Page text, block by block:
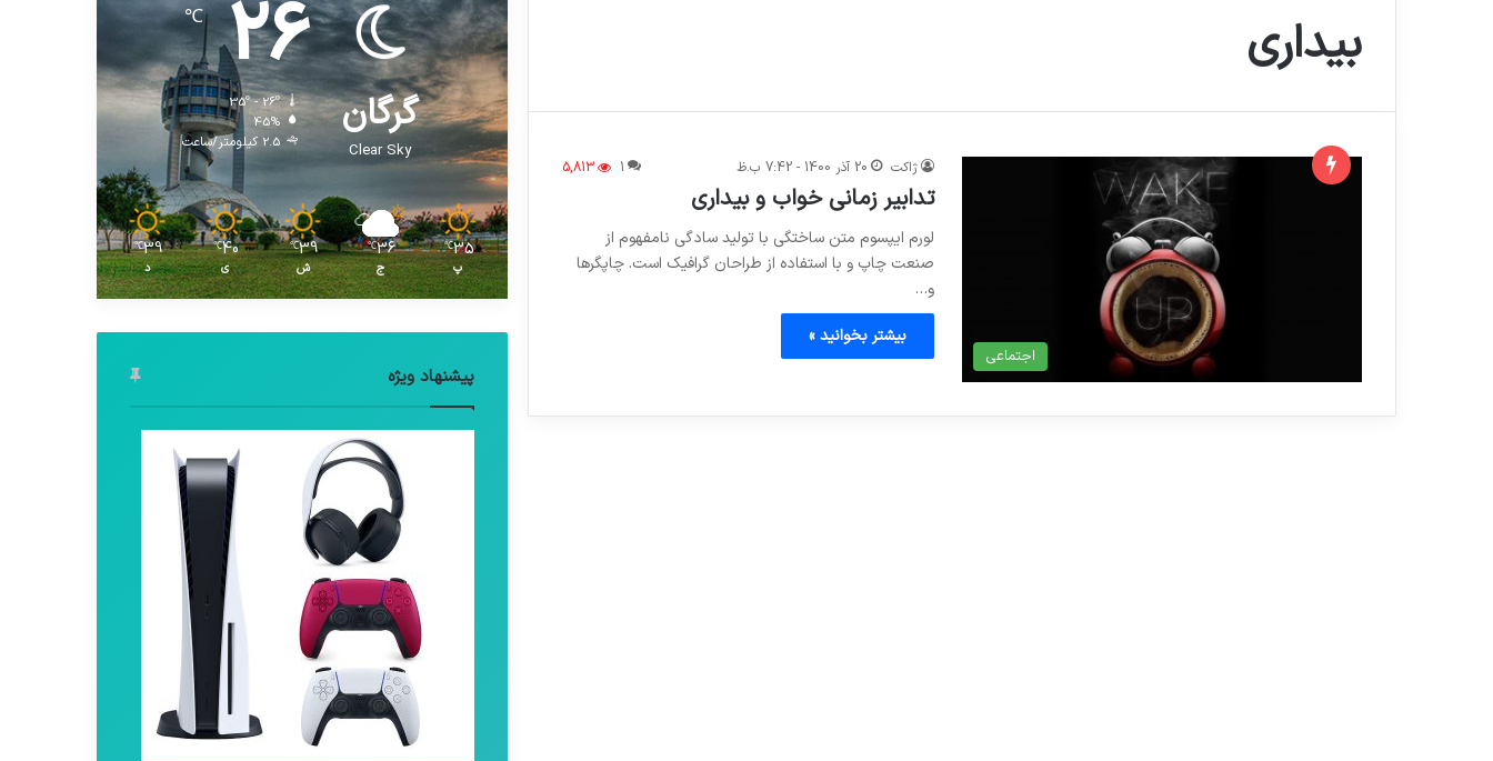
بیداری
اجتماعی
ژاکت 20 آذر 1400 - 7:42 ب.ظ 1
5,813
تدابیر زمانی خواب و بیداری
لورم ایپسوم متن ساختگی با تولید سادگی نامفهوم از
صنعت چاپ و با استفاده از طراحان گرافیک است. چاپگرها
و…
بیشتر بخوانید »
گرگان
Clear Sky
26
℃
35º - 26º
45%
2.5 کیلومتر/ساعت
35
℃
پ
36
℃
ج
39
℃
ش
40
℃
ی
39
℃
د
پیشنهاد ویژه